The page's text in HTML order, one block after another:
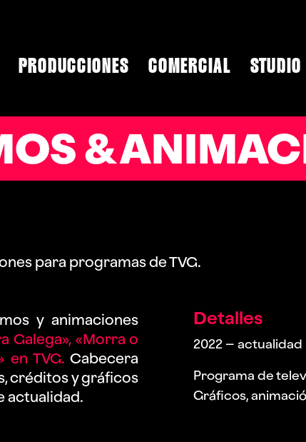
PRODUCCIONES COMERCIAL STUDIO
&
para programas de TVG.
y animaciones
Galega», «Morra o
en TVG. Cabecera
créditos y gráficos
actualidad.
Detalles
2022 – actualidad
Programa de
Gráficos,